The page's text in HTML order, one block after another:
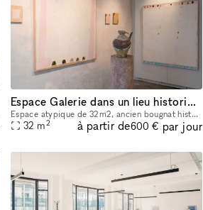
Espace Galerie dans un lieu historique au coeur de Saint-Germain-des-Prés
Espace atypique de 32m2, ancien bougnat historique de la rive gauche au coeur de Paris. Un petit écrin situé en face du musée Maillol et de sa sublime fontaine. Matériaux anciens, tomettes au sol et
32 m2 à partir de600 € par jour